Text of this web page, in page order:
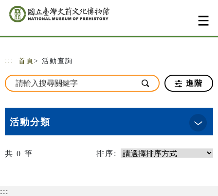
跳到主要內容
網站導覽
::: 首頁 > 活動查詢
進階
活動分類
共 0 筆 排序:
:::